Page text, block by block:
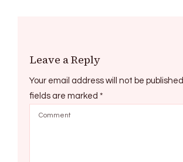
Leave a Reply
Your email address will not be published.
fields are marked *